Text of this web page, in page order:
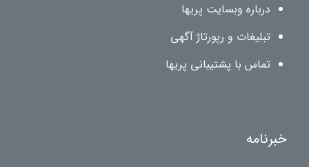
درباره وبسایت پریها
تبلیغات و رپورتاژ آگهی
تماس با پشتیبانی پریها
خبرنامه